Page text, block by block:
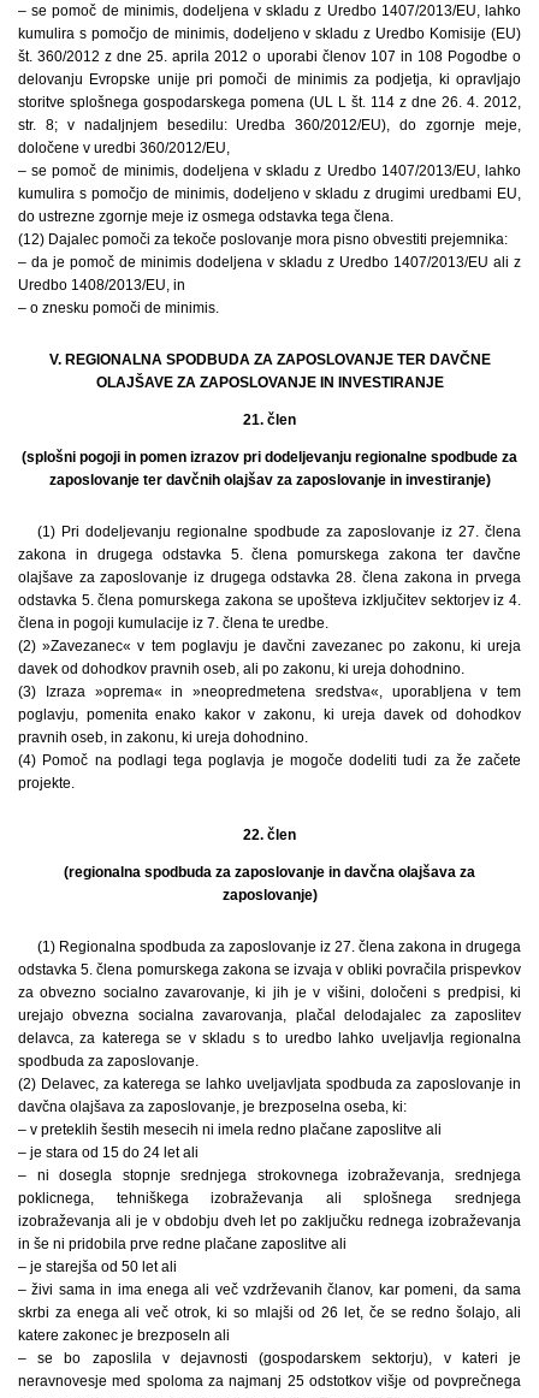
– se pomoč de minimis, dodeljena v skladu z Uredbo 1407/2013/EU, lahko
kumulira s pomočjo de minimis, dodeljeno v skladu z Uredbo Komisije (EU)
št. 360/2012 z dne 25. aprila 2012 o uporabi členov 107 in 108 Pogodbe o
delovanju Evropske unije pri pomoči de minimis za podjetja, ki opravljajo
storitve splošnega gospodarskega pomena (UL L št. 114 z dne 26. 4. 2012,
str. 8; v nadaljnjem besedilu: Uredba 360/2012/EU), do zgornje meje,
določene v uredbi 360/2012/EU,
– se pomoč de minimis, dodeljena v skladu z Uredbo 1407/2013/EU, lahko
kumulira s pomočjo de minimis, dodeljeno v skladu z drugimi uredbami EU,
do ustrezne zgornje meje iz osmega odstavka tega člena.
(12) Dajalec pomoči za tekoče poslovanje mora pisno obvestiti prejemnika:
– da je pomoč de minimis dodeljena v skladu z Uredbo 1407/2013/EU ali z
Uredbo 1408/2013/EU, in
– o znesku pomoči de minimis.
V. REGIONALNA SPODBUDA ZA ZAPOSLOVANJE TER DAVČNE
OLAJŠAVE ZA ZAPOSLOVANJE IN INVESTIRANJE
21. člen
(splošni pogoji in pomen izrazov pri dodeljevanju regionalne spodbude za
zaposlovanje ter davčnih olajšav za zaposlovanje in investiranje)
(1) Pri dodeljevanju regionalne spodbude za zaposlovanje iz 27. člena
zakona in drugega odstavka 5. člena pomurskega zakona ter davčne
olajšave za zaposlovanje iz drugega odstavka 28. člena zakona in prvega
odstavka 5. člena pomurskega zakona se upošteva izključitev sektorjev iz 4.
člena in pogoji kumulacije iz 7. člena te uredbe.
(2) »Zavezanec« v tem poglavju je davčni zavezanec po zakonu, ki ureja
davek od dohodkov pravnih oseb, ali po zakonu, ki ureja dohodnino.
(3) Izraza »oprema« in »neopredmetena sredstva«, uporabljena v tem
poglavju, pomenita enako kakor v zakonu, ki ureja davek od dohodkov
pravnih oseb, in zakonu, ki ureja dohodnino.
(4) Pomoč na podlagi tega poglavja je mogoče dodeliti tudi za že začete
projekte.
22. člen
(regionalna spodbuda za zaposlovanje in davčna olajšava za
zaposlovanje)
(1) Regionalna spodbuda za zaposlovanje iz 27. člena zakona in drugega
odstavka 5. člena pomurskega zakona se izvaja v obliki povračila prispevkov
za obvezno socialno zavarovanje, ki jih je v višini, določeni s predpisi, ki
urejajo obvezna socialna zavarovanja, plačal delodajalec za zaposlitev
delavca, za katerega se v skladu s to uredbo lahko uveljavlja regionalna
spodbuda za zaposlovanje.
(2) Delavec, za katerega se lahko uveljavljata spodbuda za zaposlovanje in
davčna olajšava za zaposlovanje, je brezposelna oseba, ki:
– v preteklih šestih mesecih ni imela redno plačane zaposlitve ali
– je stara od 15 do 24 let ali
– ni dosegla stopnje srednjega strokovnega izobraževanja, srednjega
poklicnega, tehniškega izobraževanja ali splošnega srednjega
izobraževanja ali je v obdobju dveh let po zaključku rednega izobraževanja
in še ni pridobila prve redne plačane zaposlitve ali
– je starejša od 50 let ali
– živi sama in ima enega ali več vzdrževanih članov, kar pomeni, da sama
skrbi za enega ali več otrok, ki so mlajši od 26 let, če se redno šolajo, ali
katere zakonec je brezposeln ali
– se bo zaposlila v dejavnosti (gospodarskem sektorju), v kateri je
neravnovesje med spoloma za najmanj 25 odstotkov višje od povprečnega